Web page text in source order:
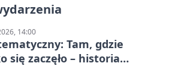
14:00
Tam, gdzie
się zaczęło – historia